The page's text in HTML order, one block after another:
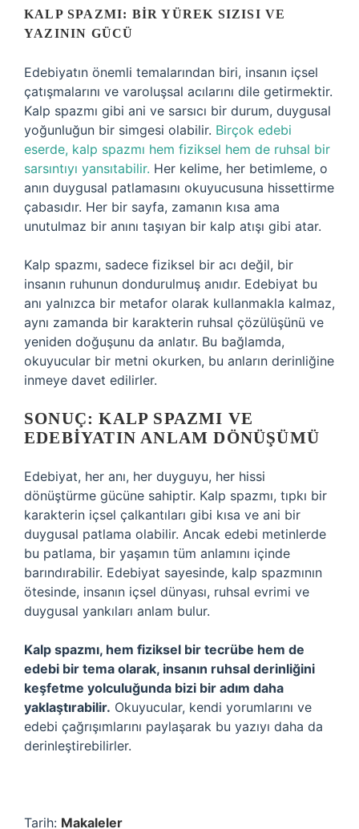
KALP SPAZMI: BIR YÜREK SIZISI VE
YAZININ GÜCÜ
Edebiyatın önemli temalarından biri, insanın içsel
çatışmalarını ve varoluşsal acılarını dile getirmektir.
Kalp spazmı gibi ani ve sarsıcı bir durum, duygusal
yoğunluğun bir simgesi olabilir. Birçok edebi
eserde, kalp spazmı hem fiziksel hem de ruhsal bir
sarsıntıyı yansıtabilir. Her kelime, her betimleme, o
anın duygusal patlamasını okuyucusuna hissettirme
çabasıdır. Her bir sayfa, zamanın kısa ama
unutulmaz bir anını taşıyan bir kalp atışı gibi atar.
Kalp spazmı, sadece fiziksel bir acı değil, bir
insanın ruhunun dondurulmuş anıdır. Edebiyat bu
anı yalnızca bir metafor olarak kullanmakla kalmaz,
aynı zamanda bir karakterin ruhsal çözülüşünü ve
yeniden doğuşunu da anlatır. Bu bağlamda,
okuyucular bir metni okurken, bu anların derinliğine
inmeye davet edilirler.
SONUÇ: KALP SPAZMI VE
EDEBIYATIN ANLAM DÖNÜŞÜMÜ
Edebiyat, her anı, her duyguyu, her hissi
dönüştürme gücüne sahiptir. Kalp spazmı, tıpkı bir
karakterin içsel çalkantıları gibi kısa ve ani bir
duygusal patlama olabilir. Ancak edebi metinlerde
bu patlama, bir yaşamın tüm anlamını içinde
barındırabilir. Edebiyat sayesinde, kalp spazmının
ötesinde, insanın içsel dünyası, ruhsal evrimi ve
duygusal yankıları anlam bulur.
Kalp spazmı, hem fiziksel bir tecrübe hem de
edebi bir tema olarak, insanın ruhsal derinliğini
keşfetme yolculuğunda bizi bir adım daha
yaklaştırabilir. Okuyucular, kendi yorumlarını ve
edebi çağrışımlarını paylaşarak bu yazıyı daha da
derinleştirebilirler.
Tarih: Makaleler